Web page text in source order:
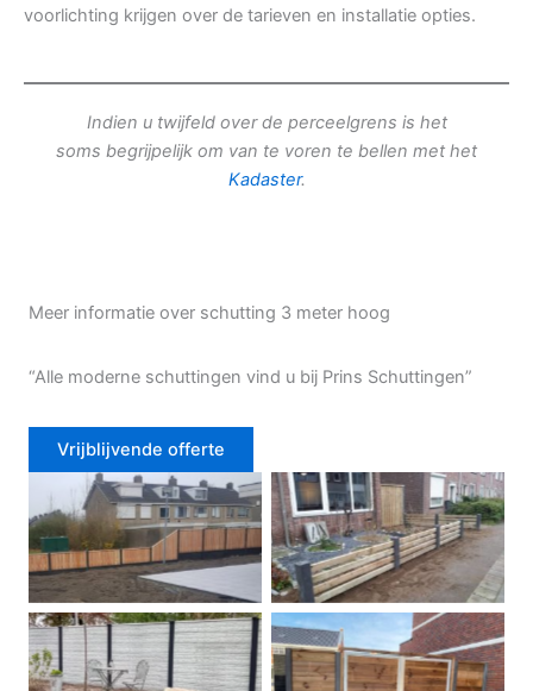
voorlichting krijgen over de tarieven en installatie opties.
Indien u twijfeld over de perceelgrens is het
soms begrijpelijk om van te voren te bellen met het
Kadaster.
Meer informatie over schutting 3 meter hoog
“Alle moderne schuttingen vind u bij Prins Schuttingen”
Vrijblijvende offerte
Douglas schutting Tuinhek voortuin
Betonschutting